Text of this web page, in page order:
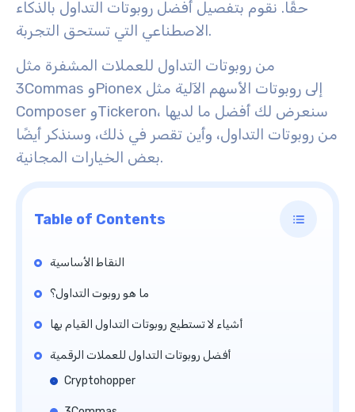
حقًا. نقوم بتفصيل أفضل روبوتات التداول بالذكاء
الاصطناعي التي تستحق التجربة.
من روبوتات التداول للعملات المشفرة مثل
3Commas وPionex إلى روبوتات الأسهم الآلية مثل
Composer وTickeron، سنعرض لك أفضل ما لديها
من روبوتات التداول، وأين تقصر في ذلك، وسنذكر أيضًا
بعض الخيارات المجانية.
Table of Contents
النقاط الأساسية
ما هو روبوت التداول؟
أشياء لا تستطيع روبوتات التداول القيام بها
أفضل روبوتات التداول للعملات الرقمية
Cryptohopper